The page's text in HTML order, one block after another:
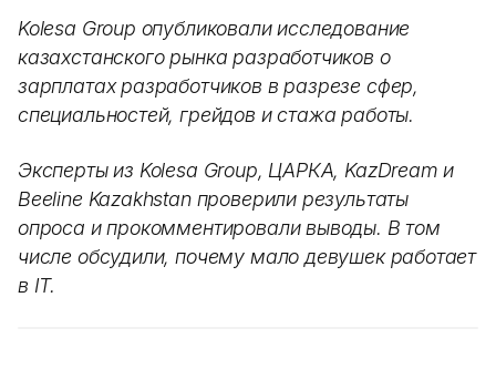
Kolesa Group опубликовали исследование
казахстанского рынка разработчиков о
зарплатах разработчиков в разрезе сфер,
специальностей, грейдов и стажа работы.
Эксперты из Kolesa Group, ЦАРКА, KazDream и
Beeline Kazakhstan проверили результаты
опроса и прокомментировали выводы. В том
числе обсудили, почему мало девушек работает
в IT.